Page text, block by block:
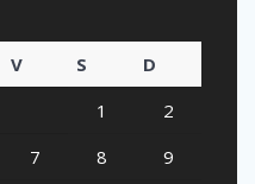
V S
D
1
2
7 8
9